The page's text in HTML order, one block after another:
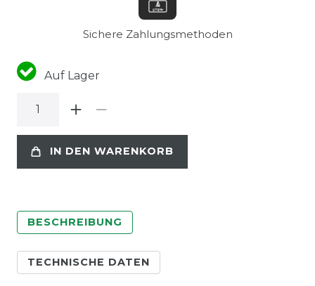
Sichere Zahlungsmethoden
Auf Lager
IN DEN WARENKORB
BESCHREIBUNG
TECHNISCHE DATEN